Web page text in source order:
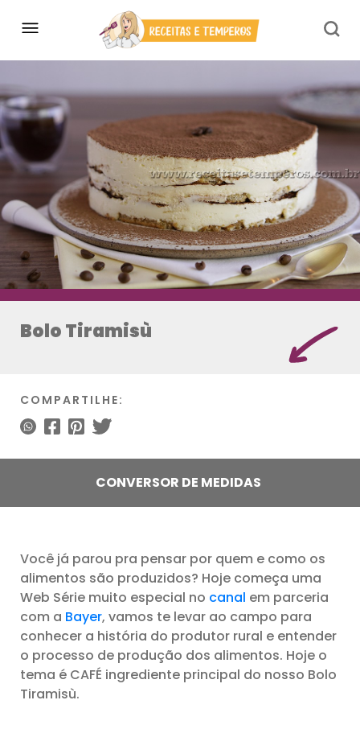
Bolo Tiramisù
COMPARTILHE:
CONVERSOR DE MEDIDAS
Você já parou pra pensar por quem e como os
alimentos são produzidos? Hoje começa uma
Web Série muito especial no canal em parceria
com a Bayer, vamos te levar ao campo para
conhecer a história do produtor rural e entender
o processo de produção dos alimentos. Hoje o
tema é CAFÉ ingrediente principal do nosso Bolo
Tiramisù.